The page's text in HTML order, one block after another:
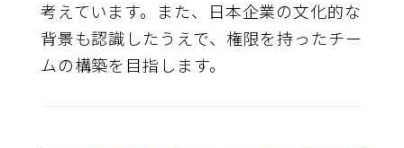
考えています。また、日本企業の文化的な
背景も認識したうえで、権限を持ったチー
ムの構築を目指します。